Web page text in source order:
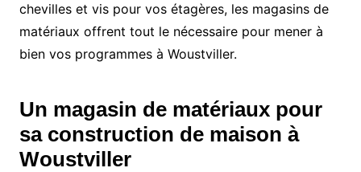
chevilles et vis pour vos étagères, les magasins de
matériaux offrent tout le nécessaire pour mener à
bien vos programmes à Woustviller.
Un magasin de matériaux pour
sa construction de maison à
Woustviller